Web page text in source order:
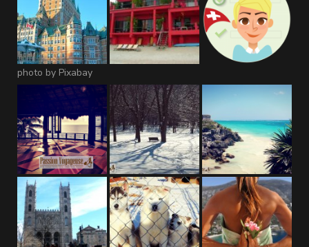
photo by Pixabay